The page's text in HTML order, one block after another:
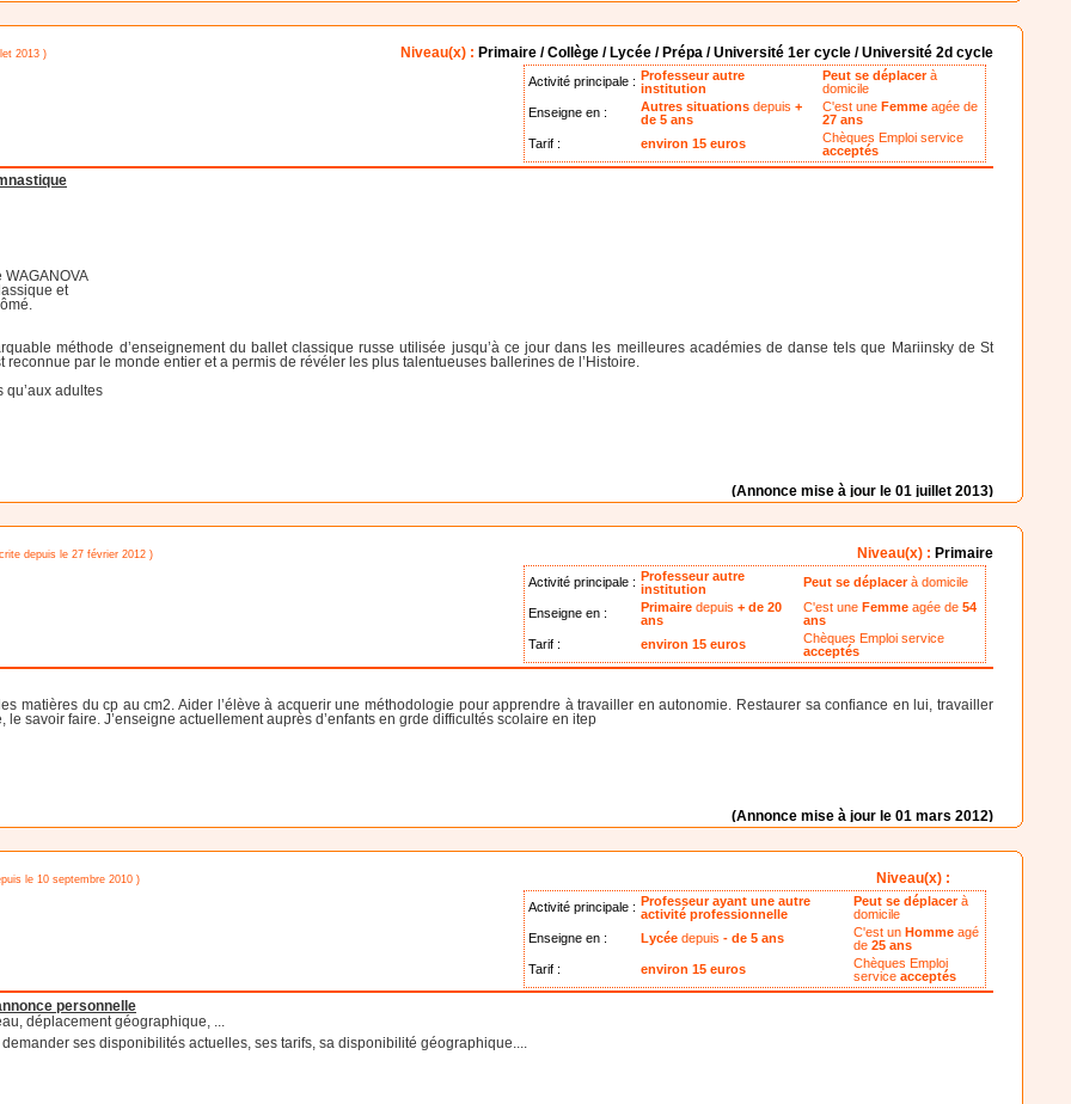
2013 ) Niveau(x) : Primaire / Collège / Lycée / Prépa / Université 1er cycle / Université 2d cycle
Activité principale : Professeur autre
institution
Peut se déplacerà
domicile
Enseigne en :
Autres situations depuis+
de 5 ans
C'est une Femme agée de
27 ans
Tarif :
environ 15 euros
Chèques Emploi service
acceptés
WAGANOVA
et
méthode d’enseignement du ballet classique russe utilisée jusqu’à ce jour dans les meilleures académies de danse tels que Mariinsky de St
par le monde entier et a permis de révéler les plus talentueuses ballerines de l’Histoire.
qu’aux adultes
(Annonce mise à jour le 01 juillet 2013)
depuis le 27 février 2012 ) Niveau(x) : Primaire
Activité principale : Professeur autre
institution
Peut se déplacerà domicile
Enseigne en : Primaire depuis+ de 20
ans
C'est une Femme agée de54
ans
Tarif :
environ 15 euros
Chèques Emploi service
acceptés
matières du cp au cm2. Aider l’élève à acquerir une méthodologie pour apprendre à travailler en autonomie. Restaurer sa confiance en lui, travailler
savoir faire. J’enseigne actuellement auprès d’enfants en grde difficultés scolaire en itep
(Annonce mise à jour le 01 mars 2012)
le 10 septembre 2010 ) Niveau(x) :
Activité principale : Professeur ayant une autre
activité professionnelle
Peut se déplacerà
domicile
Enseigne en :
Lycée depuis- de 5 ans C'est unHomme agé
de25 ans
Tarif :
environ 15 euros
Chèques Emploi
serviceacceptés
personnelle
déplacement géographique, ...
ses disponibilités actuelles, ses tarifs, sa disponibilité géographique....